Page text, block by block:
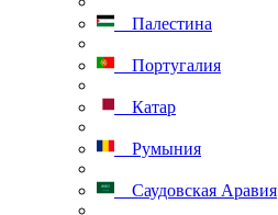
Палестина
Португалия
Катар
Румыния
Саудовская Аравия